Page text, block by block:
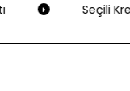
Seçili